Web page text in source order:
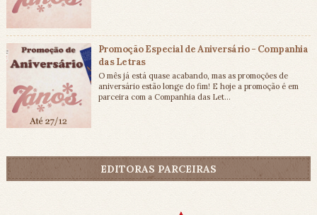
Promoção Especial de Aniversário - Companhia
das Letras
O mês já está quase acabando, mas as promoções de
aniversário estão longe do fim! E hoje a promoção é em
parceira com a Companhia das Let...
EDITORAS PARCEIRAS